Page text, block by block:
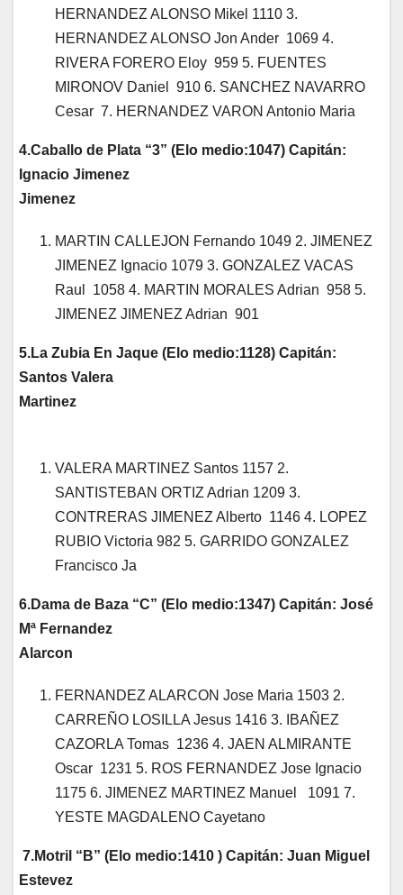
HERNANDEZ ALONSO Mikel 1110 3.
HERNANDEZ ALONSO Jon Ander 1069 4.
RIVERA FORERO Eloy 959 5. FUENTES
MIRONOV Daniel 910 6. SANCHEZ NAVARRO
Cesar 7. HERNANDEZ VARON Antonio Maria
4.Caballo de Plata “3” (Elo medio:1047) Capitán:
Ignacio Jimenez
Jimenez
MARTIN CALLEJON Fernando 1049 2. JIMENEZ
JIMENEZ Ignacio 1079 3. GONZALEZ VACAS
Raul 1058 4. MARTIN MORALES Adrian 958 5.
JIMENEZ JIMENEZ Adrian 901
5.La Zubia En Jaque (Elo medio:1128) Capitán:
Santos Valera
Martinez
VALERA MARTINEZ Santos 1157 2.
SANTISTEBAN ORTIZ Adrian 1209 3.
CONTRERAS JIMENEZ Alberto 1146 4. LOPEZ
RUBIO Victoria 982 5. GARRIDO GONZALEZ
Francisco Ja
6.Dama de Baza “C” (Elo medio:1347) Capitán: José
Mª Fernandez
Alarcon
FERNANDEZ ALARCON Jose Maria 1503 2.
CARREÑO LOSILLA Jesus 1416 3. IBAÑEZ
CAZORLA Tomas 1236 4. JAEN ALMIRANTE
Oscar 1231 5. ROS FERNANDEZ Jose Ignacio
1175 6. JIMENEZ MARTINEZ Manuel 1091 7.
YESTE MAGDALENO Cayetano
7.Motril “B” (Elo medio:1410 ) Capitán: Juan Miguel
Estevez